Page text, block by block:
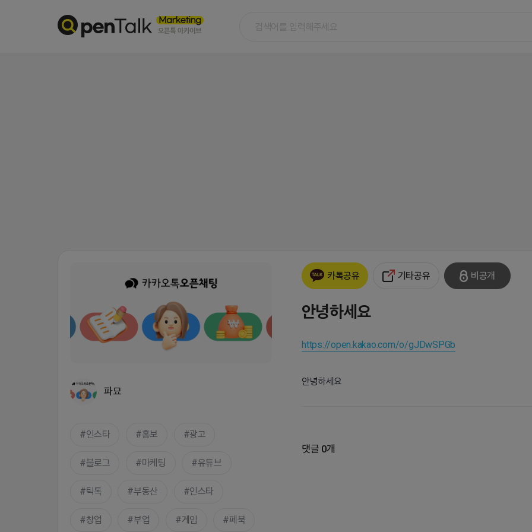
파묘
인스타 홍보 광고
블로그 마케팅 유튜브
틱톡 부동산 인스타
창업 부업 게임 페북
카톡공유 기타공유 비공개
안녕하세요
https://open.kakao.com/o/gJDwSPGb
안녕하세요
댓글 0개